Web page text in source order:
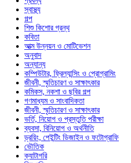
স্বাস্থ্য
গল্প
শিশু কিশোর গ্রন্থ
কবিতা
আত্ম উন্নয়ন ও মোটিভেশন
অনুবাদ
অন্যান্য
কম্পিউটার, ফ্রিল্যান্সিং ও প্রোগ্রামিং
জীবনী, স্মৃতিচারণ ও সাক্ষাৎকার
কমিকস, নকশা ও ছবির গল্প
গণমাধ্যম ও সাংবাদিকতা
জীবনী, স্মৃতিচারণ ও সাক্ষাৎকার
ভর্তি, নিয়োগ ও প্রস্তুতি পরীক্ষা
ব্যবসা, বিনিয়োগ ও অর্থনীতি
ড্রয়িং, পেইন্টিং ডিজাইন ও ফটোগ্রাফি
ভৌতিক
ক্যাটাগরি